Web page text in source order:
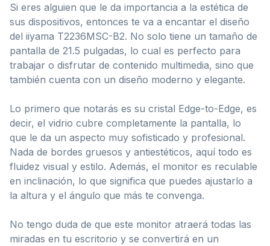
Si eres alguien que le da importancia a la estética de
sus dispositivos, entonces te va a encantar el diseño
del iiyama T2236MSC-B2. No solo tiene un tamaño de
pantalla de 21.5 pulgadas, lo cual es perfecto para
trabajar o disfrutar de contenido multimedia, sino que
también cuenta con un diseño moderno y elegante.
Lo primero que notarás es su cristal Edge-to-Edge, es
decir, el vidrio cubre completamente la pantalla, lo
que le da un aspecto muy sofisticado y profesional.
Nada de bordes gruesos y antiestéticos, aquí todo es
fluidez visual y estilo. Además, el monitor es reculable
en inclinación, lo que significa que puedes ajustarlo a
la altura y el ángulo que más te convenga.
No tengo duda de que este monitor atraerá todas las
miradas en tu escritorio y se convertirá en un